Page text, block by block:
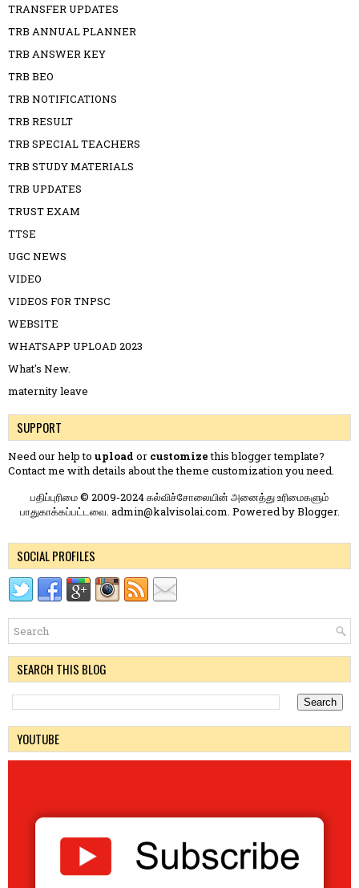
TRANSFER UPDATES
TRB ANNUAL PLANNER
TRB ANSWER KEY
TRB BEO
TRB NOTIFICATIONS
TRB RESULT
TRB SPECIAL TEACHERS
TRB STUDY MATERIALS
TRB UPDATES
TRUST EXAM
TTSE
UGC NEWS
VIDEO
VIDEOS FOR TNPSC
WEBSITE
WHATSAPP UPLOAD 2023
What's New.
maternity leave
SUPPORT
Need our help to upload or customizethis blogger template?
Contact me with details about the theme customization you need.
பதிப்புரிமை © 2009-2024 கல்விச்சோலையின் அனைத்து உரிமைகளும்
பாதுகாக்கப்பட்டவை. admin@kalvisolai.com. Powered byBlogger.
SOCIAL PROFILES
SEARCH THIS BLOG
YOUTUBE